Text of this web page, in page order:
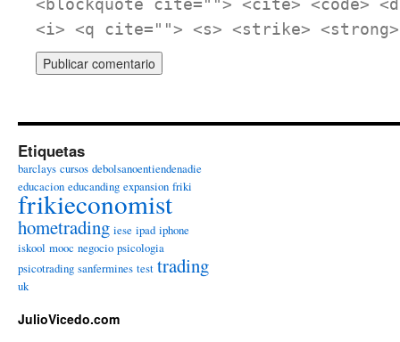
<blockquote cite=""> <cite> <code>
<i> <q cite=""> <s> <strike> <strong>
Etiquetas
barclays cursos debolsanoentiendenadie
educacion educanding expansion friki
frikieconomist
hometrading iese ipad iphone
iskool mooc negocio psicologia
psicotrading sanfermines test trading
uk
JulioVicedo.com